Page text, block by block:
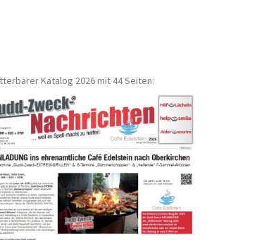
Katalog 2026 mit 44 Seiten: